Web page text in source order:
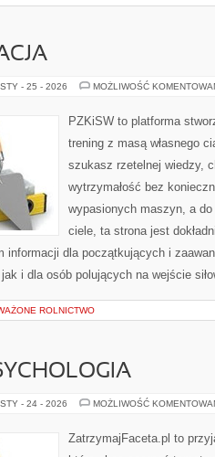
STY - 25 - 2026 MOŻLIWOŚĆ
PZKiSW to platforma
trening z masą własnego
szukasz rzetelnej wiedzy,
wytrzymałość bez
wypasionych maszyn, a
ciele, ta strona jest
informacji dla początkujących i
i dla osób polujących na wejście
ROLNICTWO
STY - 24 - 2026 MOŻLIWOŚĆ
ZatrzymajFaceta.pl to